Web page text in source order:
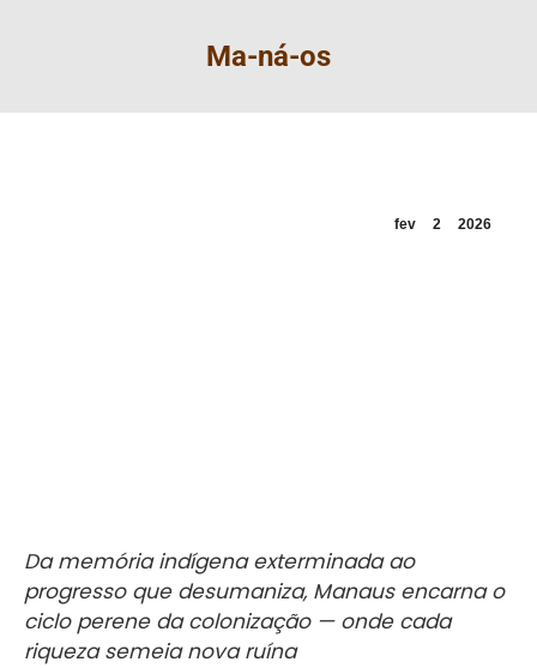
Ma-ná-os
fev 2 2026
Da memória indígena exterminada ao
progresso que desumaniza, Manaus encarna o
ciclo perene da colonização — onde cada
riqueza semeia nova ruína